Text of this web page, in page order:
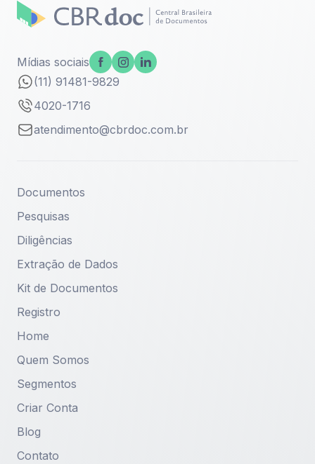
Mídias sociais
(11) 91481-9829
4020-1716
Home
Quem Somos
Segmentos
Criar Conta
Blog
Documentos
Pesquisas
Diligências
Extração de Dados
Kit de Documentos
Registro